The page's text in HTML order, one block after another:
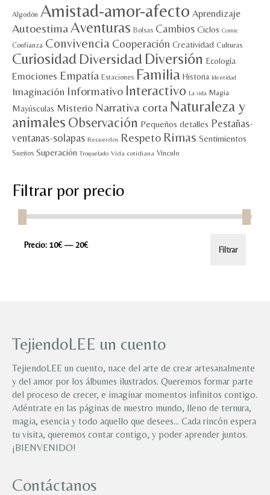
Algodón Amistad-amor-afecto Aprendizaje
AutoestimaAventuras Bolsas Cambios Ciclos Comic
Confianza Convivencia Cooperación Creatividad Culturas
Curiosidad Diversidad Diversión Ecología
Emociones Empatía Estaciones Familia Historia Identidad
Imaginación Informativo Interactivo La vida Magia
Mayúsculas Misterio Narrativa corta Naturaleza y
animales Observación Pequeños detalles Pestañas-
ventanas-solapas Recuerdos Respeto Rimas Sentimientos
Sueños Superación Troquelado Vida cotidiana Vínculo
Filtrar por precio
Precio
Precio
Filtrar
Precio: 10€ — 20€
TejiendoLEE un cuento
TejiendoLEE un cuento, nace del arte de crear artesanalmente
y del amor por los álbumes ilustrados. Queremos formar parte
del proceso de crecer, e imaginar momentos infinitos contigo.
Adéntrate en las páginas de nuestro mundo, lleno de ternura,
magia, esencia y todo aquello que desees… Cada rincón espera
tu visita, queremos contar contigo, y poder aprender juntos.
¡BIENVENIDO!
Contáctanos